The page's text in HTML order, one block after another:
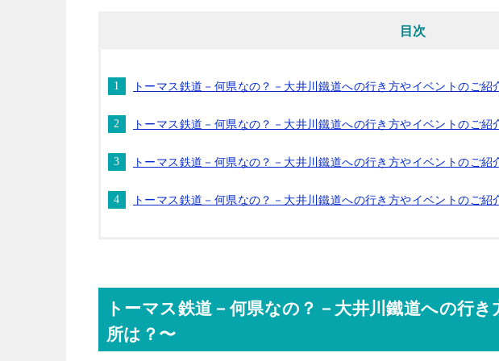
目次
トーマス鉄道－何県なの？－大井川鐵道への行き方やイベントのご紹
トーマス鉄道－何県なの？－大井川鐵道への行き方やイベントのご紹
トーマス鉄道－何県なの？－大井川鐵道への行き方やイベントのご紹
トーマス鉄道－何県なの？－大井川鐵道への行き方やイベントのご紹
トーマス鉄道－何県なの？－大井川鐵道への行
所は？〜